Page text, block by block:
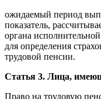
ожидаемый период
показатель,
органа
для определения
трудовой пенсии.
Статья 3. Лица,
Право на трудовую